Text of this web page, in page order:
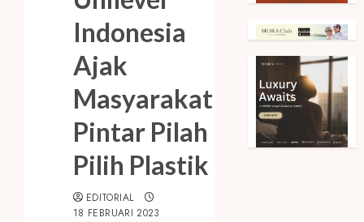
Indonesia
Ajak
Masyarakat
Pintar Pilah
Pilih Plastik
EDITORIAL
18 FEBRUARI 2023